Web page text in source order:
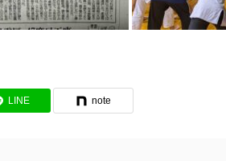
LINE note